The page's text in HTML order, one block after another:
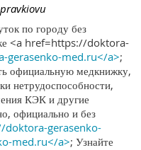
по городу без
<a href=https://doktora-
gerasenko-med.ru</a>;
официальную медкнижку,
нетрудоспособности,
КЭК и другие
официально и без
doktora-gerasenko-
med.ru</a>; Узнайте